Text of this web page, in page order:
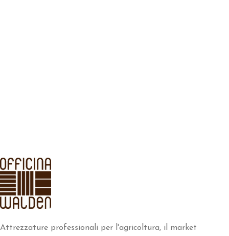
Attrezzature professionali per l'agricoltura, il market